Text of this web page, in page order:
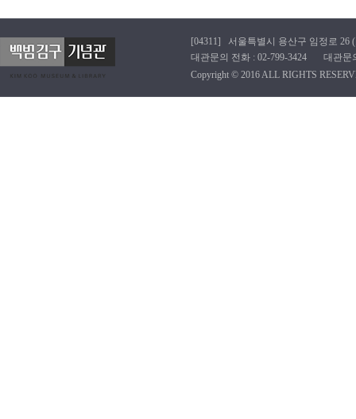
[04311] 서울특별시 용산구 임정로
대관문의 전화 : 02-799-3424 대관문
Copyright © 2016 ALL RIGHTS